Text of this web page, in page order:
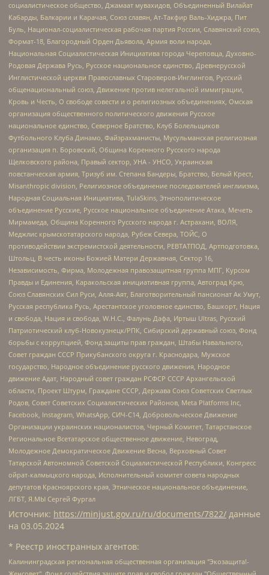
социалистическое общество, Джамаат мувахидов, Объединенный Вилайат
Кабарды, Балкарии и Карачая, Союз славян, Ат-Такфир Валь-Хиджра, Пит
Буль, Национал-социалистическая рабочая партия России, Славянский союз,
Формат-18, Благородный Орден Дьявола, Армия воли народа,
Национальная Социалистическая Инициатива города Череповца, Духовно-
Родовая Держава Русь, Русское национальное единство, Древнерусской
Инглистической церкви Православных Староверов-Инглингов, Русский
общенациональный союз, Движение против нелегальной иммиграции,
Кровь и Честь, О свободе совести и о религиозных объединениях, Омская
организация общественного политического движения Русское
национальное единство, Северное Братство, Клуб Болельщиков
Футбольного Клуба Динамо, Файзрахманисты, Мусульманская религиозная
организация п. Боровский, Община Коренного Русского народа
Щелковского района, Правый сектор, УНА - УНСО, Украинская
повстанческая армия, Тризуб им. Степана Бандеры, Братство, Белый Крест,
Misanthropic division, Религиозное объединение последователей инглиизма,
Народная Социальная Инициатива, TulaSkins, Этнополитическое
объединение Русские, Русское национальное объединение Атака, Мечеть
Мирмамеда, Община Коренного Русского народа г. Астрахани, ВОЛЯ,
Меджлис крымскотатарского народа, Рубеж Севера, ТОЙС, О
противодействии экстремистской деятельности, РЕВТАТПОД, Артподготовка,
Штольц, В честь иконы Божией Матери Державная, Сектор 16,
Независимость, Фирма, Молодежная правозащитная группа МПГ, Курсом
Правды и Единения, Каракольская инициативная группа, Автоград Крю,
Союз Славянских Сил Руси, Алля-Аят, Благотворительный пансионат Ак Умут,
Русская республика Русь, Арестантское уголовное единство, Башкорт, Нация
и свобода, Нация и свобода, W.H.С., Фалунь Дафа, Иртыш Ultras, Русский
Патриотический клуб-Новокузнецк/РПК, Сибирский державный союз, Фонд
борьбы с коррупцией, Фонд защиты прав граждан, Штабы Навального,
Совет граждан СССР Прикубанского округа г. Краснодара, Мужское
государство, Народное объединение русского движения, Народное
движение Адат, Народный совет граждан РСФСР СССР Архангельской
области, Проект Штурм, Граждане СССР, Держава Союз Советских Светлых
Родов, Совет Советских Социалистических Районов, Meta Platforms Inc,
Facebook, Instagram, WhatsApp, СИЧ-С14, Добровольческое Движение
Организации украинских националистов, Черный Комитет, Татарстанское
Региональное Всетатарское общественное движение, Невоград,
Молодежное Демократическое Движение Весна, Верховный Совет
Татарской Автономной Советской Социалистической Республики, Конгресс
ойрат-калмыцкого народа, Исполнительный комитет совета народных
депутатов Красноярского края, Этническое национальное объединение,
ЛГБТ, Я.МЫ Сергей Фургал
Источник: https://minjust.gov.ru/ru/documents/7822/ данные
на 03.05.2024
* Реестр иностранных агентов:
Калининградская региональная общественная организация "Экозащита!-Женсовет", Фонд содействия защите прав и свобод граждан "Общественный вердикт", Фонд "Институт Развития Свободы Информации", Частное учреждение "Информационное агентство МЕМО. РУ", Региональная общественная организация "Общественная комиссия по сохранению наследия академика Сахарова", Фонд поддержки свободы прессы, Санкт-Петербургская общественная правозащитная организация "Гражданский контроль", Межрегиональная общественная организация "Информационно-просветительский центр "Мемориал", Региональный Фонд "Центр Защиты Прав Средств Массовой Информации", с 05.12.2023 Фонд "Центр Защиты Прав Средств массовой информации", Региональная общественная благотворительная организация помощи беженцам и мигрантам "Гражданское содействие", Негосударственное образовательное учреждение дополнительного профессионального образования (повышение квалификации) специалистов "АКАДЕМИЯ ПО ПРАВАМ ЧЕЛОВЕКА", Свердловская региональная общественная организация "Сутяжник", Автономная некоммерческая организация "Центр независимых социологических исследований", Союз общественных объединений "Российский исследовательский центр по правам человека", Региональное общественное учреждение научно-информационный центр "МЕМОРИАЛ", Некоммерческая организация "Фонд защиты гласности", Автономная некоммерческая организация "Институт прав человека", Городская общественная организация "Екатеринбургское общество "МЕМОРИАЛ", Городская общественная организация "Рязанское историко-просветительское и правозащитное общество "Мемориал" (Рязанский Мемориал), Челябинский региональный орган общественной самодеятельности – женское общественное объединение "Женщины Евразии", Челябинский региональный орган общественной самодеятельности "Уральская правозащитная группа", Фонд содействия защите здоровья и социальной справедливости имени Андрея Рылькова, Автономная Некоммерческая Организация "Аналитический Центр Юрия Левады", Автономная некоммерческая организация социальной поддержки населения "Проект Апрель", Региональная общественная организация помощи женщинам и детям, находящимся в кризисной ситуации "Информационно-методический центр "Анна", Фонд содействия развитию массовых коммуникаций и правовому просвещению "Так-так-Так", Фонд содействия устойчивому развитию "Серебряная тайга", Свердловский региональный общественный фонд социальных проектов "Новое время", "Idel.Реалии", Кавказ.Реалии, Крым.Реалии, Телеканал Настоящее Время, Татаро-башкирская служба Радио Свобода (Azatliq Radiosi), Радио Свободная Европа/Радио Свобода (PCE/PC), "Сибирь.Реалии", "Фактограф", Благотворительный фонд помощи осужденным и их семьям, Автономная некоммерческая организация "Институт глобализации и социальных движений", Фонд "В защиту прав заключенных", Частное учреждение "Центр поддержки и содействия развитию средств массовой информации", Пензенский региональный общественный благотворительный фонд "Гражданский союз", "Север.Реалии", Некоммерческая организация Фонд "Правовая инициатива", Общество с ограниченной ответственностью "Радио Свободная Европа/Радио Свобода", Чешское информационное агентство "MEDIUM-ORIENT", Красноярская региональная общественная организация "Мы против СПИДа", Камалягин Денис Николаевич, Маркелов Сергей Евгеньевич, Пономарев Лев Александрович, Савицкая Людмила Алексеевна, Автономная некоммерческая организация "Центр по работе с проблемой насилия "НАСИЛИЮ.НЕТ", Межрегиональный профессиональный союз работников здравоохранения "Альянс врачей", Юридическое лицо, зарегистрированное в Латвийской Республике, SIA "Medusa Project" (регистрационный номер 40103797863, дата регистрации 10.06.2014), Некоммерческая организация "Фонд по борьбе с коррупцией", Автономная некоммерческая организация "Институт права и публичной политики", Баданин Роман Сергеевич, Гликин Максим Александрович, Железнова Мария Михайловна, Лукьянова Юлия Сергеевна, Маетная Елизавета Витальевна, Маняхин Петр Борисович, Чуракова Ольга Владимировна, Ярош Юлия Петровна, Юридическое лицо "The Insider SIA", зарегистрированное в Риге, Латвийская Республика (дата регистрации 26.06.2015), являющееся администратором доменного имени интернет-издания "The Insider SIA", https://theins.ru, Постернак Алексей Евгеньевич, Рубин Михаил Аркадьевич, Анин Роман Александрович, Юридическое лицо Istories fonds, зарегистрированное в Латвийской Республике (регистрационный номер 50008295751, дата регистрации 24.02.2020), Великовский Дмитрий Александрович, Долинина Ирина Николаевна, Мароховская Алеся Алексеевна, Шлейнов Роман Юрьевич, Шмагун Олеся Валентиновна, Общество с ограниченной ответственностью "Альтаир 2021", Общество с ограниченной ответственностью "Вега 2021", Общество с ограниченной ответственностью "Главный редактор 2021", Общество с ограниченной ответственностью "Ромашки монолит", Важенков Артем Валерьевич, Ивановская областная общественная организация "Центр гендерных исследований", Гурман Юрий Альбертович, Медиапроект "ОВД-Инфо", Егоров Владимир Владимирович, Жилинский Владимир Александрович, Общество с ограниченной ответственностью "ЗП", Иванова София Юрьевна, Карезина Инна Павловна, Кильтау Екатерина Викторовна, Петров Алексей Викторович, Пискунов Сергей Евгеньевич, Смирнов Сергей Сергеевич, Тихонов Михаил Сергеевич, Общество с ограниченной ответственностью "ЖУРНАЛИСТ-ИНОСТРАННЫЙ АГЕНТ", Арапова Галина Юрьевна, Вольтская Татьяна Анатольевна, Американская компания "Mason G.E.S. Anonymous Foundation" (США), являющаяся владельцем интернет-издания https://mnews.world/, Компания "Stichting Bellingcat", зарегистрированная в Нидерландах (дата регистрации 11.07.2018), Захаров Андрей Вячеславович, Клепиковская Екатерина Дмитриевна, Общество с ограниченной ответственностью "МЕМО", Перл Роман Александрович, Симонов Евгений Алексеевич, Соловьева Елена Анатольевна, Сотников Даниил Владимирович, Сурначева Елизавета Дмитриевна, Автономная некоммерческая организация по защите прав человека и информированию населения "Якутия – Наше Мнение", Общество с ограниченной ответственностью "Москоу диджитал медиа", с 26.01.2023 Общество с ограниченной ответственностью "Чайка Белые сады", Ветошкина Валерия Валерьевна, Заговора Максим Александрович, Межрегиональное общественное движение "Российская ЛГБТ - сеть", Оленичев Максим Владимирович, Павлов Иван Юрьевич, Скворцова Елена Сергеевна, Общество с ограниченной ответственностью "Как бы инагент", Кочетков Игорь Викторович, Общество с ограниченной ответственностью "Честные выборы", Еланчик Олег Александрович, Общество с ограниченной ответственностью "Нобелевский призыв", Гималова Регина Эмилевна, Григорьев Андрей Валерьевич, Григорьева Алина Александровна, Ассоциация по содействию защите прав призывников, альтернативнослужащих и военнослужащих "Правозащитная группа "Гражданин.Армия.Право", Хисамова Регина Фаритовна, Автономная некоммерческая организация по реализации социально-правовых программ "Лилит", Дальневосточное общественное движение "Маяк", Санкт-Петербургская ЛГБТ-инициативная группа "Выход", Инициативная группа ЛГБТ+ "Реверс", Алексеев Андрей Викторович, Бекбулатова Таисия Львовна, Беляев Иван Михайлович, Владыкина Елена Сергеевна, Гельман Марат Александрович, Никульшина Вероника Юрьевна, Толоконникова Надежда Андреевна, Шендерович Виктор Анатольевич, Общество с ограниченной ответственностью "Данное сообщение", Общество с ограниченной ответственностью Издательский дом "Новая глава", Айнбиндер Александра Александровна, Московский комьюнити-центр для ЛГБТ+инициатив, Благотворительный фонд развития филантропии, Deutsche Welle (Германия, Kurt-Schumacher-Strasse 3, 53113 Bonn), Борзунова Мария Михайловна, Воробьев Виктор Викторович, Голубева Анна Львовна, Константинова Алла Михайловна, Малкова Ирина Владимировна, Мурадов Мурад Абдулгалимович, Осетинская Елизавета Николаевна, Понасенков Евгений Николаевич, Ганапольский Матвей Юрьевич, Киселев Евгений Алексеевич, Борухович Ирина Григорьевна, Дремин Иван Тимофеевич, Дубровский Дмитрий Викторович, Красноярская региональная общественная организация поддержки и развития альтернативных образовательных технологий и межкультурных коммуникаций "ИНТЕРРА", Маяковская Екатерина Алексеевна, Фейгин Марк Захарович, Филимонов Андрей Викторович, Дзугкоева Регина Николаевна, Доброхотов Роман Александрович, Дудь Юрий Александрович, Елкин Сергей Владимирович, Кругликов Кирилл Игоревич, Сабунаева Мария Леонидовна, Семенов Алексей Владимирович, Шаинян Карен Багратович, Шульман Екатерина Михайловна, Асафьев Артур Валерьевич, Вахштайн Виктор Семенович, Венедиктов Алексей Алексеевич, Лушникова Екатерина Евгеньевна, Волков Леонид Михайлович, Невзоров Александр Глебович, Пархоменко Сергей Борисович, Сироткин Ярослав Николаевич, Кара-Мурза Владимир Владимирович, Баранова Наталья Владимировна, Гозман Леонид Яковлевич, Кагарлицкий Борис Юльевич, Климарев Михаил Валерьевич, Милов Владимир Станиславович, Автономная некоммерческая организация Краснодарский центр современного искусства "Типография", Моргенштерн Алишер Тагирович, Соболь Любовь Эдуардовна, Общество с ограниченной ответственностью "ЛИЗА НОРМ", Каспаров Гарри Кимович, Ходорковский Михаил Борисович, Общество с ограниченной ответственностью "Апрельские тезисы", Данилович Ирина Брониславовна, Кашин Олег Владимирович, Петров Николай Владимирович, Пивоваров Алексей Владимирович, Соколов Михаил Владимирович, Цветкова Юлия Владимировна, Чичваркин Евгений Александрович, Комитет против пыток/Команда против пыток, Общество с ограниченной ответственностью "Первый научный", Общество с ограниченной ответственностью "Вертолет и ко", Белоцерковская Вероника Борисовна, Кац Максим Евгеньевич, Лазарева Татьяна Юрьевна, Шаведдинов Руслан Табризович, Яшин Илья Валерьевич, Общество с ограниченной ответственностью "Иноагент ААВ", Алешковский Дмитрий Петрович, Альбац Евгения Марковна, Быков Дмитрий Львович, Галямина Юлия Евгеньевна, Лойко Сергей Леонидович, Мартынов Кирилл Константинович, Медведев Сергей Александрович, Крашенинников Федор Геннадиевич, Гордеева Катерина Вл